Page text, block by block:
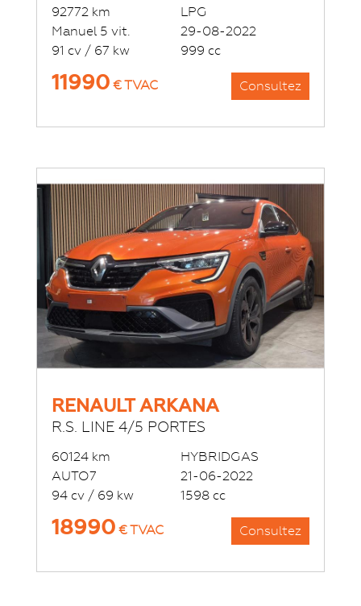
92772 km
Manuel 5 vit.
91 cv / 67 kw
LPG
29-08-2022
999 cc
Consultez
11990€ TVAC
RENAULT ARKANA
R.S. LINE 4/5 PORTES
60124 km
AUTO7
94 cv / 69 kw
HYBRIDGAS
21-06-2022
1598 cc
Consultez
18990€ TVAC